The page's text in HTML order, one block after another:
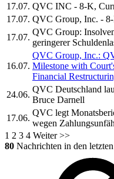
17.07. QVC INC - 8-K,
17.07. QVC Group, Inc. -
17.07.
QVC Group:
geringerer
16.07.
QVC Group, Inc.:
Milestone with
Financial
24.06.
QVC Deutschland
Bruce Darnell
17.06.
QVC legt
wegen
1 2 3 4 Weiter >>
80 Nachrichten in den